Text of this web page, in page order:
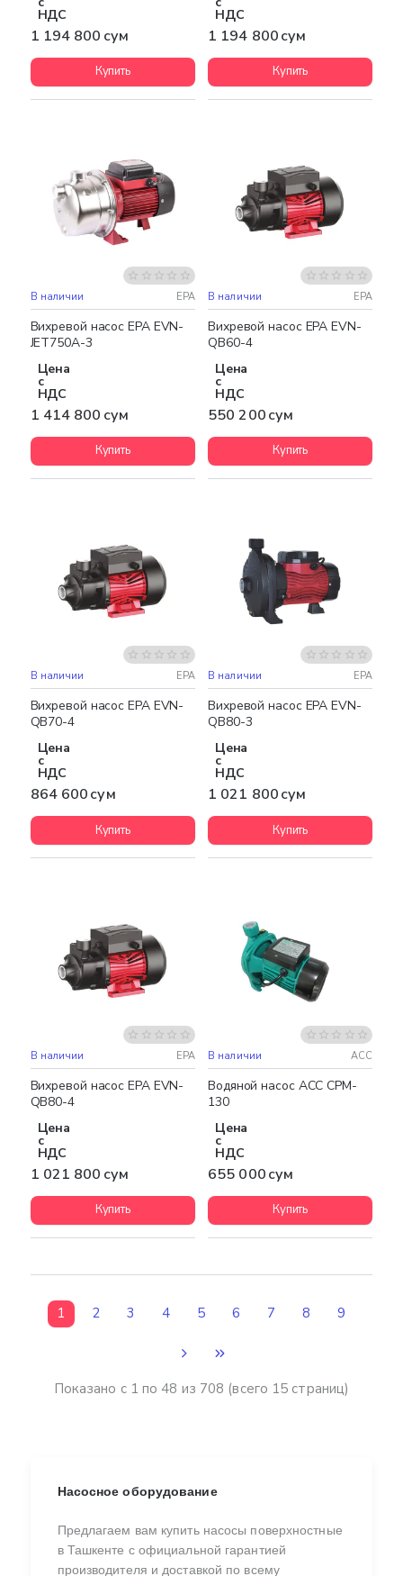
Насосное оборудование
Предлагаем вам купить насосы поверхностные
в Ташкенте с официальной гарантией
производителя и доставкой по всему
НДС
1 194 800 сум
Купить
НДС
1 194 800 сум
Купить
Бесплатная доставка
В наличии EPA
Вихревой насос EPA EVN-
JET750A-3
Цена
с
НДС
1 414 800 сум
Купить
В наличии EPA
Вихревой насос EPA EVN-
QB60-4
Цена
с
НДС
550 200 сум
Купить
В наличии EPA
Вихревой насос EPA EVN-
QB70-4
Цена
с
НДС
864 600 сум
Купить
В наличии EPA
Вихревой насос EPA EVN-
QB80-3
Цена
с
НДС
1 021 800 сум
Купить
В наличии EPA
Вихревой насос EPA EVN-
QB80-4
Цена
с
НДС
1 021 800 сум
Купить
В наличии ACC
Водяной насос ACC CPM-
130
Цена
с
НДС
655 000 сум
Купить
1 2 3 4 5 6 7 8 9
Показано с 1 по 48 из 708 (всего 15 страниц)